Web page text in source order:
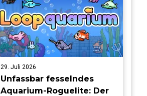
29. Juli 2026
Unfassbar fesselndes
Aquarium-Roguelite: Der